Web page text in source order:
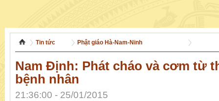
Tin tức Phật giáo Hà-Nam-Ninh
Nam Định: Phát cháo và cơm từ
bệnh nhân
21:36:00 - 25/01/2015